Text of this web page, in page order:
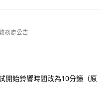
務處公告
開始鈴響時間改為10分鐘（原